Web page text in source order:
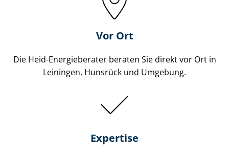
Vor Ort
Die Heid-Energieberater beraten Sie direkt vor Ort in
Leiningen, Hunsrück und Umgebung.
Expertise